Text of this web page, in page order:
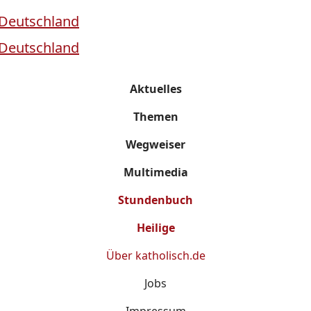
Aktuelles
Themen
Wegweiser
Multimedia
Stundenbuch
Heilige
Über katholisch.de
Jobs